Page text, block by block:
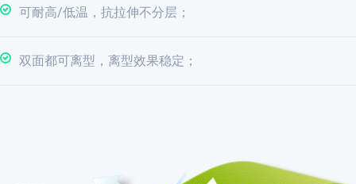
可耐高/低温，抗拉伸不分层；
双面都可离型，离型效果稳定；